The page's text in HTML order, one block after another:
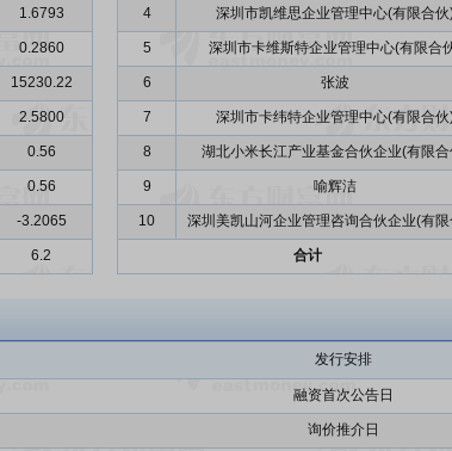
1.6793
0.2860
15230.22
2.5800
0.56
0.56
-3.2065
6.2
4 深圳市凯维思企业管理中心(有限合伙
5 深圳市卡维斯特企业管理中心(有限合
6 张波
7 深圳市卡纬特企业管理中心(有限合伙
8 湖北小米长江产业基金合伙企业(有限合
9 喻辉洁
10 深圳美凯山河企业管理咨询合伙企业(有
合计
发行安排
融资首次公告日
询价推介日